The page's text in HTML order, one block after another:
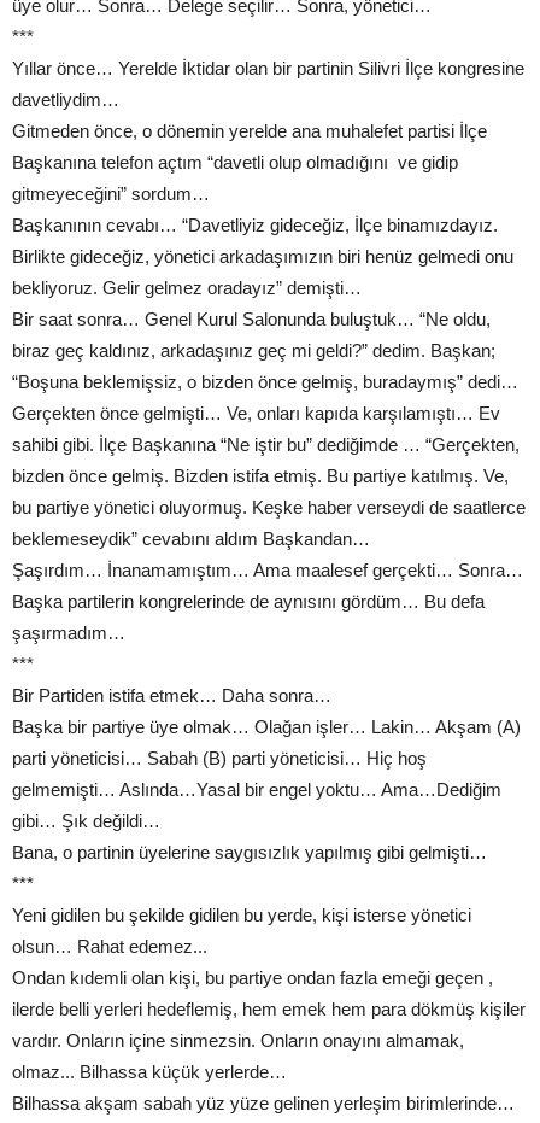
üye olur… Sonra… Delege seçilir… Sonra, yönetici…
***
Yıllar önce… Yerelde İktidar olan bir partinin Silivri İlçe kongresine
davetliydim…
Gitmeden önce, o dönemin yerelde ana muhalefet partisi İlçe
Başkanına telefon açtım “davetli olup olmadığını ve gidip
gitmeyeceğini” sordum…
Başkanının cevabı… “Davetliyiz gideceğiz, İlçe binamızdayız.
Birlikte gideceğiz, yönetici arkadaşımızın biri henüz gelmedi onu
bekliyoruz. Gelir gelmez oradayız” demişti…
Bir saat sonra… Genel Kurul Salonunda buluştuk… “Ne oldu,
biraz geç kaldınız, arkadaşınız geç mi geldi?” dedim. Başkan;
“Boşuna beklemişsiz, o bizden önce gelmiş, buradaymış” dedi…
Gerçekten önce gelmişti… Ve, onları kapıda karşılamıştı… Ev
sahibi gibi. İlçe Başkanına “Ne iştir bu” dediğimde … “Gerçekten,
bizden önce gelmiş. Bizden istifa etmiş. Bu partiye katılmış. Ve,
bu partiye yönetici oluyormuş. Keşke haber verseydi de saatlerce
beklemeseydik” cevabını aldım Başkandan…
Şaşırdım… İnanamamıştım… Ama maalesef gerçekti… Sonra…
Başka partilerin kongrelerinde de aynısını gördüm… Bu defa
şaşırmadım…
***
Bir Partiden istifa etmek… Daha sonra…
Başka bir partiye üye olmak… Olağan işler… Lakin… Akşam (A)
parti yöneticisi… Sabah (B) parti yöneticisi… Hiç hoş
gelmemişti… Aslında…Yasal bir engel yoktu… Ama…Dediğim
gibi… Şık değildi…
Bana, o partinin üyelerine saygısızlık yapılmış gibi gelmişti…
***
Yeni gidilen bu şekilde gidilen bu yerde, kişi isterse yönetici
olsun… Rahat edemez...
Ondan kıdemli olan kişi, bu partiye ondan fazla emeği geçen ,
ilerde belli yerleri hedeflemiş, hem emek hem para dökmüş kişiler
vardır. Onların içine sinmezsin. Onların onayını almamak,
olmaz... Bilhassa küçük yerlerde…
Bilhassa akşam sabah yüz yüze gelinen yerleşim birimlerinde…